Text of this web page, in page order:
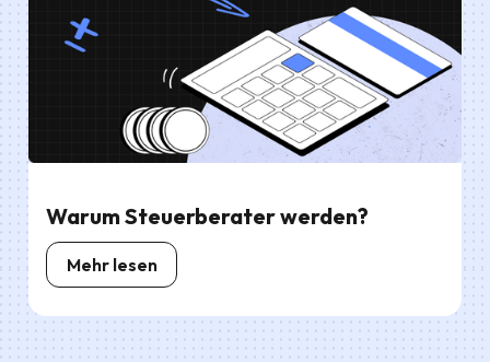
Warum Steuerberater werden?
Mehr lesen